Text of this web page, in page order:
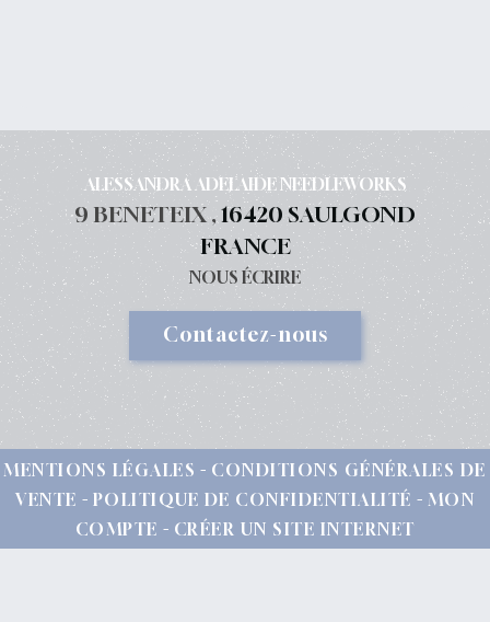
ALESSANDRA ADELAIDE NEEDLEWORKS
9 BENETEIX , 16420 SAULGOND
FRANCE
NOUS ÉCRIRE
Contactez-nous
MENTIONS LÉGALES
CONDITIONS GÉNÉRALES DE
VENTE
POLITIQUE DE CONFIDENTIALITÉ
MON
COMPTE
CRÉER UN SITE INTERNET